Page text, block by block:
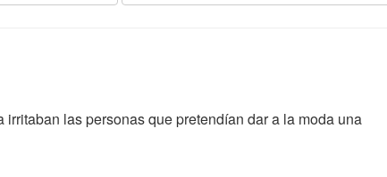
las personas que pretendían dar a la moda una